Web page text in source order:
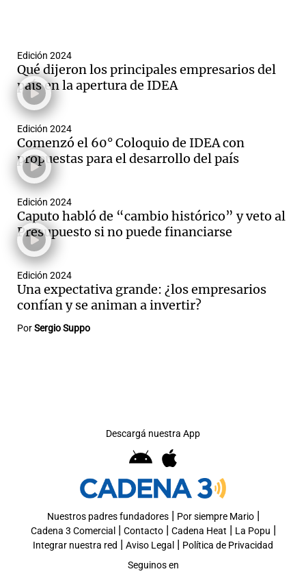
Edición 2024
Qué dijeron los principales empresarios del
país en la apertura de IDEA
Edición 2024
Comenzó el 60° Coloquio de IDEA con
propuestas para el desarrollo del país
Edición 2024
Caputo habló de “cambio histórico” y veto al
Presupuesto si no puede financiarse
Edición 2024
Una expectativa grande: ¿los empresarios
confían y se animan a invertir?
PorSergio Suppo
Descargá nuestra App
Nuestros padres fundadores| Por siempre Mario|
Cadena 3 Comercial | Contacto| Cadena Heat | La Popu |
Integrar nuestra red | Aviso Legal | Política de Privacidad
Seguinos en